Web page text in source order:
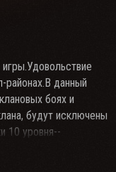
районах.В данный
боях и
будут исключены
10 уровня--